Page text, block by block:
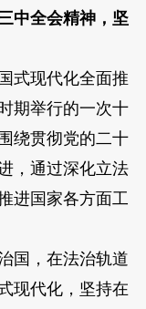
中全会精神，坚
现代化全面推
期举行的一次十
绕贯彻党的二十
，通过深化立法
进国家各方面工
，在法治轨道
现代化，坚持在